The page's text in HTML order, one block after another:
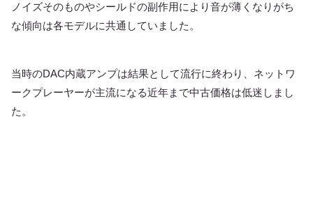
ノイズそのものやシールドの副作用により音が薄くなりがち
な傾向は各モデルに共通していました。
当時のDAC内蔵アンプは結果として流行に終わり、ネットワ
ークプレーヤーが主流になる近年まで中古価格は低迷しまし
た。